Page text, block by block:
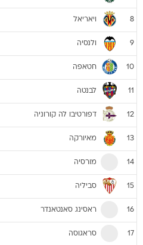
8 ויאריאל
9 ולנסיה
10 חטאפה
11 לבנטה
12 דפורטיבו לה קורוניה
13 מאיורקה
14 מורסיה
15 סביליה
16 ראסינג סאנטאנדר
17 סראגוסה